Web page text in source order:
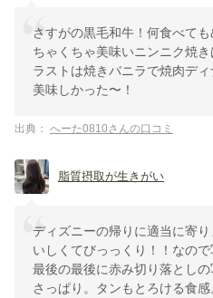
さすがの黒毛和牛！何食べて
ちゃくちゃ美味いニンニク焼き
ラストは焼きバニラで焼肉デ
美味しかった〜！
出典： へーた0810さんの口コミ
脂質摂取が生きがい
ディズニーの帰りに適当に寄
いしくてびっっくり！！なので
最後の最後に赤み切り落とし
さっぱり。タンもとろける食